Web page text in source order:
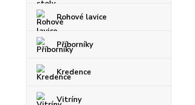
Rohové lavice
Příborníky
Kredence
Vitríny